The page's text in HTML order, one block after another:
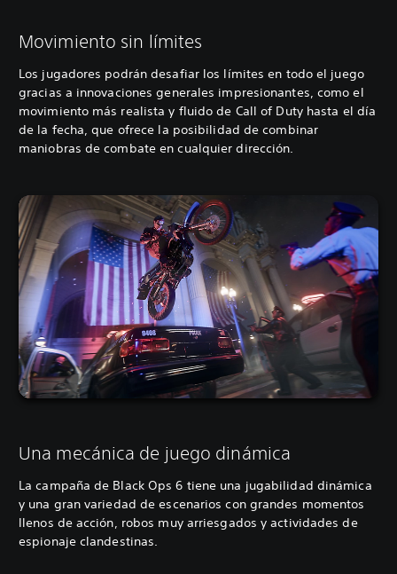
Movimiento sin límites
Los jugadores podrán desafiar los límites en todo el juego
gracias a innovaciones generales impresionantes, como el
movimiento más realista y fluido de Call of Duty hasta el día
de la fecha, que ofrece la posibilidad de combinar
maniobras de combate en cualquier dirección.
Una mecánica de juego dinámica
La campaña de Black Ops 6 tiene una jugabilidad dinámica
y una gran variedad de escenarios con grandes momentos
llenos de acción, robos muy arriesgados y actividades de
espionaje clandestinas.